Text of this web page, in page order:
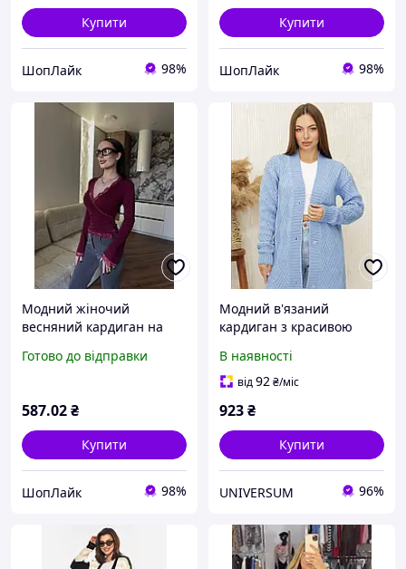
Купити
ШопЛайк 98%
Купити
ШопЛайк 98%
Модний жіночий
весняний кардиган на
мереживом колір бордо
Готово до відправки
587.02₴
Купити
ШопЛайк 98%
Модний в'язаний
кардиган з красивою
В наявності
від92₴/міс
923₴
Купити
UNIVERSUM 96%